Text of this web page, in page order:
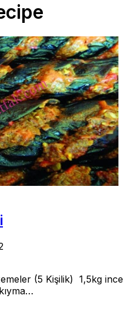
(5 Kişilik) 1,5kg ince